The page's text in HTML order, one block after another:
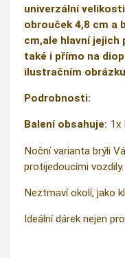
univerzální
obrouček 4,8 cm a
cm,ale hlavní
také i přímo na
ilustračním
Podrobnosti:
Balení obsahuje: 1x
Noční varianta brýli
protijedoucími vozdily.
Neztmaví okolí, jako
Ideální dárek nejen